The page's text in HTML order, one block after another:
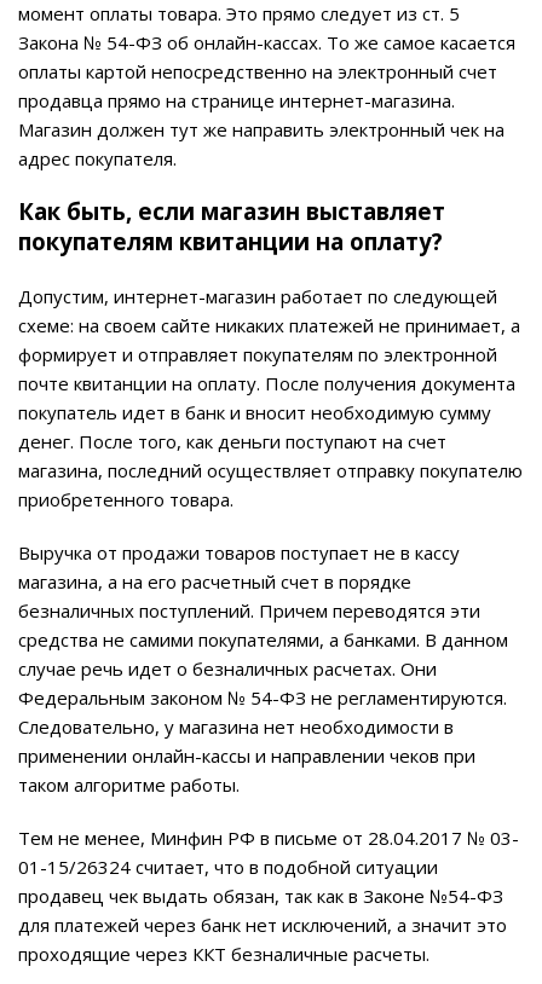
момент оплаты товара. Это прямо следует из ст. 5
Закона № 54-ФЗ об онлайн-кассах. То же самое касается
оплаты картой непосредственно на электронный счет
продавца прямо на странице интернет-магазина.
Магазин должен тут же направить электронный чек на
адрес покупателя.
Как быть, если магазин выставляет
покупателям квитанции на оплату?
Допустим, интернет-магазин работает по следующей
схеме: на своем сайте никаких платежей не принимает, а
формирует и отправляет покупателям по электронной
почте квитанции на оплату. После получения документа
покупатель идет в банк и вносит необходимую сумму
денег. После того, как деньги поступают на счет
магазина, последний осуществляет отправку покупателю
приобретенного товара.
Выручка от продажи товаров поступает не в кассу
магазина, а на его расчетный счет в порядке
безналичных поступлений. Причем переводятся эти
средства не самими покупателями, а банками. В данном
случае речь идет о безналичных расчетах. Они
Федеральным законом № 54-ФЗ не регламентируются.
Следовательно, у магазина нет необходимости в
применении онлайн-кассы и направлении чеков при
таком алгоритме работы.
Тем не менее, Минфин РФ в письме от 28.04.2017 № 03-
01-15/26324 считает, что в подобной ситуации
продавец чек выдать обязан, так как в Законе №54-ФЗ
для платежей через банк нет исключений, а значит это
проходящие через ККТ безналичные расчеты.